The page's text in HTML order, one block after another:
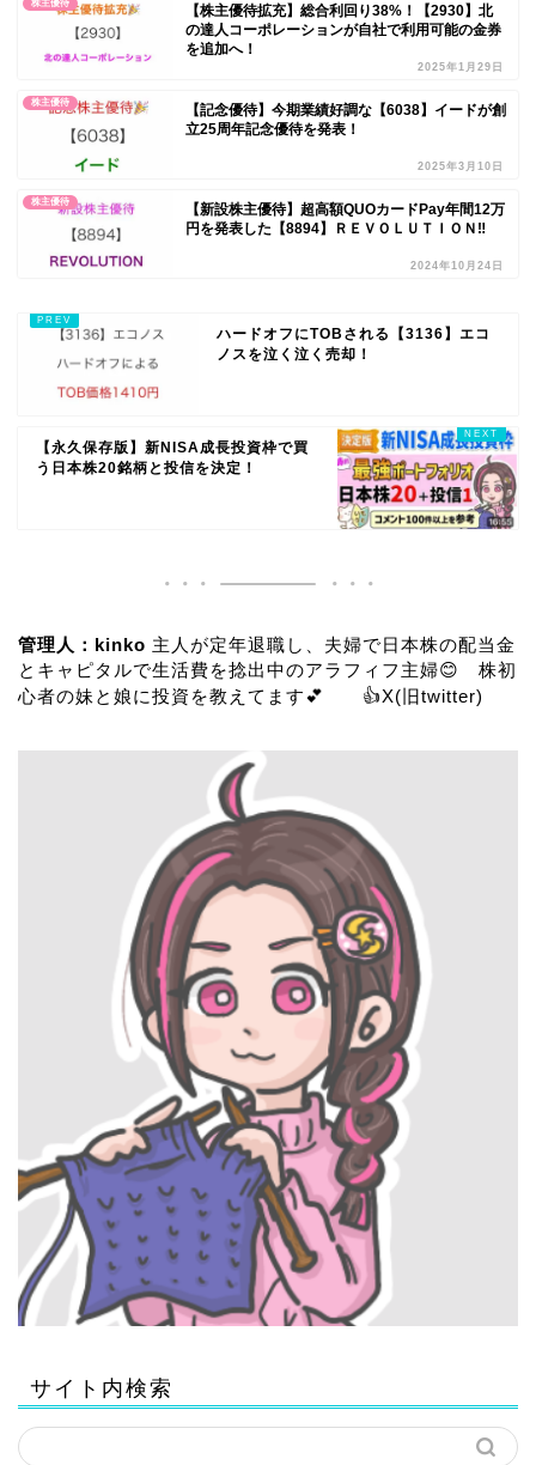
株主優待
【株主優待拡充】総合利回り38%！【2930】北
の達人コーポレーションが自社で利用可能の金券
を追加へ！
2025年1月29日
株主優待
【記念優待】今期業績好調な【6038】イードが創
立25周年記念優待を発表！
2025年3月10日
株主優待
【新設株主優待】超高額QUOカードPay年間12万
円を発表した【8894】ＲＥＶＯＬＵＴＩＯＮ‼️
2024年10月24日
ハードオフにTOBされる【3136】エコ
ノスを泣く泣く売却！
【永久保存版】新NISA成長投資枠で買
う日本株20銘柄と投信を決定！
管理人：kinko 主人が定年退職し、夫婦で日本株の配当金
とキャピタルで生活費を捻出中のアラフィフ主婦😊 株初
心者の妹と娘に投資を教えてます💕 👍X(旧twitter)
サイト内検索